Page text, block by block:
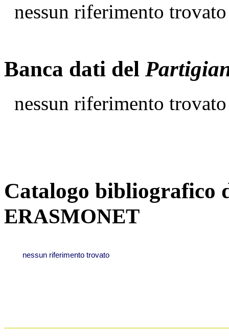
nessun riferimento trovato
Banca dati del
nessun riferimento trovato
Catalogo bibliografico
ERASMONET